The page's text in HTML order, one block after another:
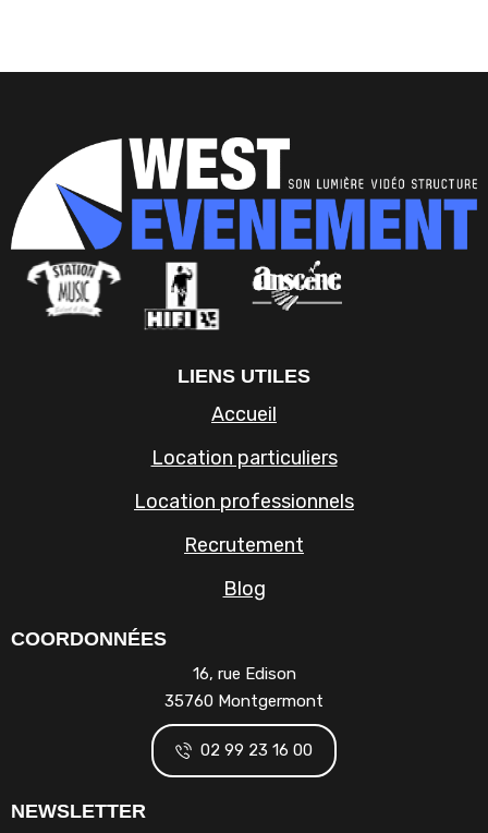
LIENS UTILES
Accueil
Location particuliers
Location professionnels
Recrutement
Blog
COORDONNÉES
16, rue Edison
35760 Montgermont
02 99 23 16 00
NEWSLETTER